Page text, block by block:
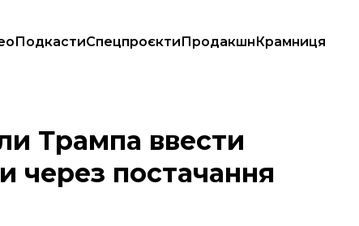
ПодкастиСпецпроєктиПродакшнКрамниця
Трампа ввести
через постачання